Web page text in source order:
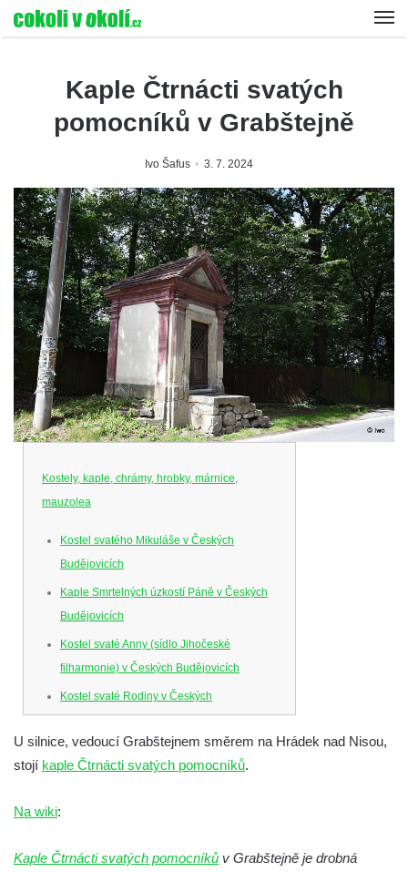
Kaple Čtrnácti svatých
pomocníků v Grabštejně
Ivo Šafus 3. 7. 2024
Kostely, kaple, chrámy, hrobky, márnice,
mauzolea
Kostel svatého Mikuláše v Českých
Budějovicích
Kaple Smrtelných úzkostí Páně v Českých
Budějovicích
Kostel svaté Anny (sídlo Jihočeské
filharmonie) v Českých Budějovicích
Kostel svaté Rodiny v Českých
Budějovicích
Kostel Obětování Panny Marie u kláštera
dominikánů v Českých Budějovicích
Dělnická v Kamenném Újezdě
U silnice, vedoucí Grabštejnem směrem na Hrádek nad Nisou,
stojí kaple Čtrnácti svatých pomocníků.
Na wiki:
Kaple Čtrnácti svatých pomocníků v Grabštejně je drobná